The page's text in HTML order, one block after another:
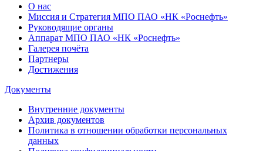
О нас
Миссия и Стратегия МПО ПАО «НК «Роснефть»
Руководящие органы
Аппарат МПО ПАО «НК «Роснефть»
Галерея почёта
Партнеры
Достижения
Документы
Внутренние документы
Архив документов
Политика в отношении обработки персональных
данных